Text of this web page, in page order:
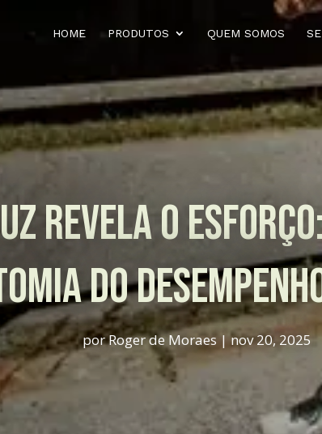
HOME PRODUTOS QUEM SOMOS
REVELA O
DO
porRoger de Moraes |nov 20, 2025